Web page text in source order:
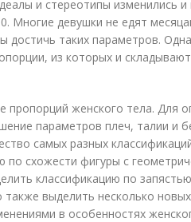
и стереотипы изменились и
Многие девушки не едят
достичь таких параметров.
из которых и
женского тела. Для
параметров плеч, талии и
самых разных
по схожести фигуры с
классификацию по
выделить несколько
в особенностях